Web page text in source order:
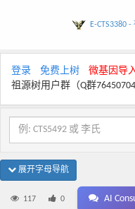
E-CTS3380
登录 免费上树 微基因导
祖源树用户群（Q群
展开字母导航
117 0 AI